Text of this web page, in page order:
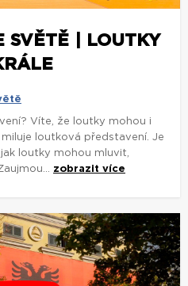
SVĚTĚ | LOUTKY
Víte, že loutky mohou i
loutková představení. Je
loutky mohou mluvit,
zobrazit více